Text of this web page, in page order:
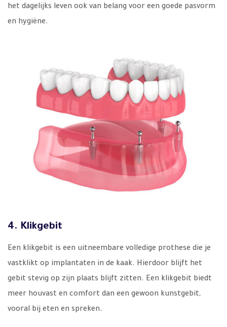
het dagelijks leven ook van belang voor een goede pasvorm
en hygiëne.
4. Klikgebit
Een klikgebit is een uitneembare volledige prothese die je
vastklikt op implantaten in de kaak. Hierdoor blijft het
gebit stevig op zijn plaats blijft zitten. Een klikgebit biedt
meer houvast en comfort dan een gewoon kunstgebit,
vooral bij eten en spreken.